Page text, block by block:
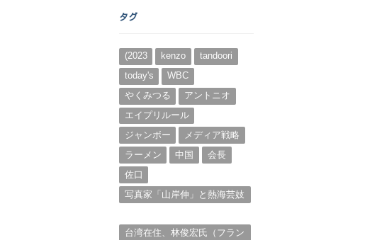
カ
ブ
タグ
(2023 kenzo
tandoori
today's
WBC
やくみつる
アントニオ
エイプリルール
ジャンボー
メディア戦略
ラーメン
中国
会長
佐口
写真家「山岸伸」と熱海芸妓
台湾在住、林俊宏氏（フラン